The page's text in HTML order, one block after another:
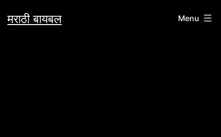
toमराठी बायबल Menu